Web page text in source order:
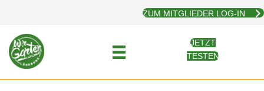
ZUM MITGLIEDER LOG-IN
JETZT
TESTEN